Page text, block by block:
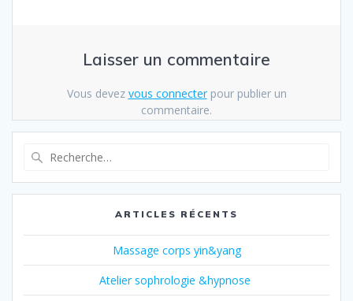
Laisser un commentaire
Vous devez vous connecterpour publier un
commentaire.
:
ARTICLES RÉCENTS
Massage corps yin&yang
Atelier sophrologie &hypnose